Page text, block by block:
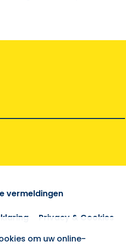
om uw online-
vermeldingen
Privacy & Cookies